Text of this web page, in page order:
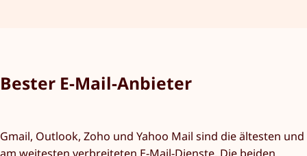
Bester E-Mail-Anbieter
Gmail, Outlook, Zoho und Yahoo Mail sind die ältesten und